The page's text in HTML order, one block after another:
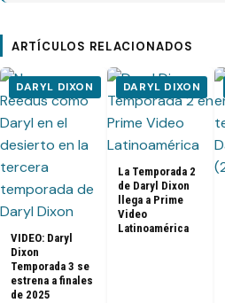
ARTÍCULOS RELACIONADOS
DARYL DIXON
VIDEO: Daryl
Dixon
Temporada 3 se
estrena a finales
de 2025
DARYL DIXON
La Temporada 2
de Daryl Dixon
llega a Prime
Video
Latinoamérica